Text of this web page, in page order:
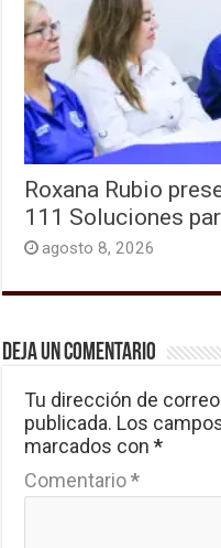
Roxana Rubio
111 Soluciones
agosto 8, 2026
Deja un comentario
Tu dirección de
publicada. Los
marcados con*
Comentario*